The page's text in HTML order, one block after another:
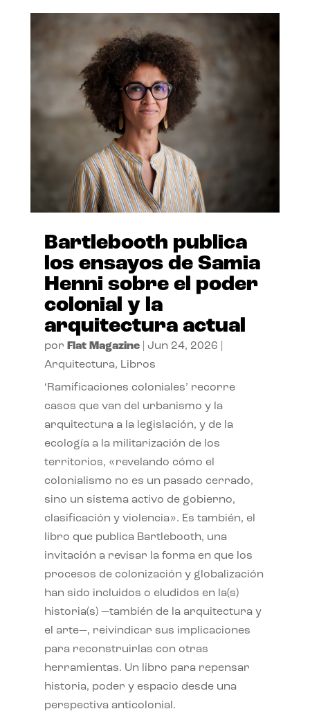
Bartlebooth publica
los ensayos de Samia
Henni sobre el poder
colonial y la
arquitectura actual
por Flat Magazine| Jun 24, 2026
Arquitectura, Libros
‘Ramificaciones coloniales’ recorre
casos que van del urbanismo y la
arquitectura a la legislación, y de la
ecología a la militarización de los
territorios, «revelando cómo el
colonialismo no es un pasado cerrado,
sino un sistema activo de gobierno,
clasificación y violencia». Es también, el
libro que publica Bartlebooth, una
invitación a revisar la forma en que los
procesos de colonización y globalización
han sido incluidos o eludidos en la(s)
historia(s) —también de la arquitectura y
el arte—, reivindicar sus implicaciones
para reconstruirlas con otras
herramientas. Un libro para repensar
historia, poder y espacio desde una
perspectiva anticolonial.